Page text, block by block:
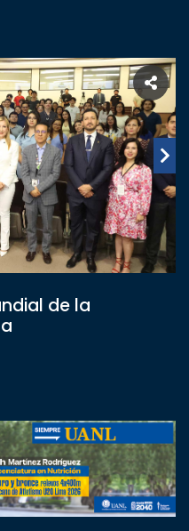
de la